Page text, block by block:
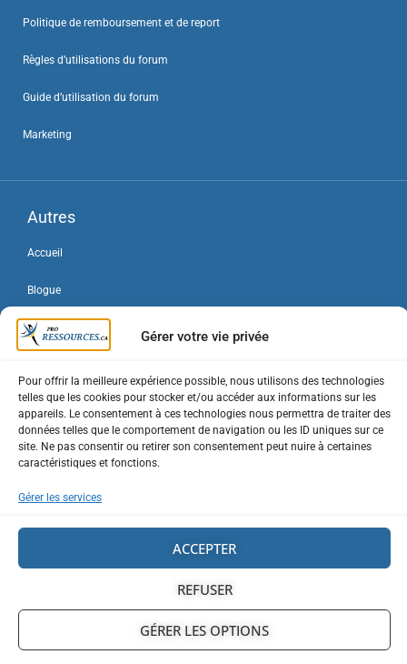
Gérer votre vie privée
Pour offrir la meilleure expérience possible, nous utilisons des technologies
telles que les cookies pour stocker et/ou accéder aux informations sur les
appareils. Le consentement à ces technologies nous permettra de traiter des
données telles que le comportement de navigation ou les ID uniques sur ce
site. Ne pas consentir ou retirer son consentement peut nuire à certaines
caractéristiques et fonctions.
Gérer les services
ACCEPTER
REFUSER
GÉRER LES OPTIONS
Politique de remboursement et de report
Règles d’utilisations du forum
Guide d’utilisation du forum
Marketing
Autres
Accueil
Blogue
Forum
Connexion / Inscription
Ⓒ 2022 | 2023 - proressources.ca . Tous droits réservés.